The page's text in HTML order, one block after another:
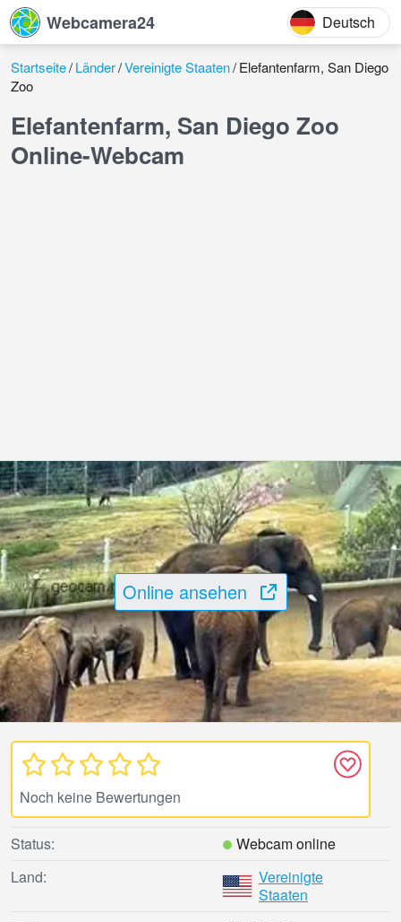
Webcamera24 Deutsch
Startseite Länder Vereinigte Staaten Elefantenfarm, San Diego
Zoo
Elefantenfarm, San Diego Zoo
Online-Webcam
Online ansehen
Noch keine Bewertungen
Status:
Webcam online
Land:
Vereinigte
Staaten